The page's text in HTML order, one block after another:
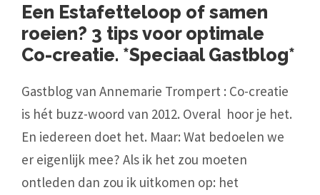
Een Estafetteloop of samen
roeien? 3 tips voor optimale
Co-creatie. *Speciaal Gastblog*
Gastblog van Annemarie Trompert : Co-creatie
is hét buzz-woord van 2012. Overal hoor je het.
En iedereen doet het. Maar: Wat bedoelen we
er eigenlijk mee? Als ik het zou moeten
ontleden dan zou ik uitkomen op: het